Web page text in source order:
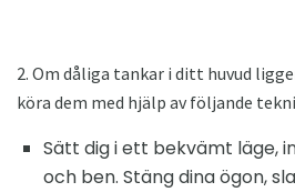
2. Om dåliga tankar i ditt huvud
köra dem med hjälp av följande
Sätt dig i ett bekvämt läge,
och ben. Stäng dina ögon,